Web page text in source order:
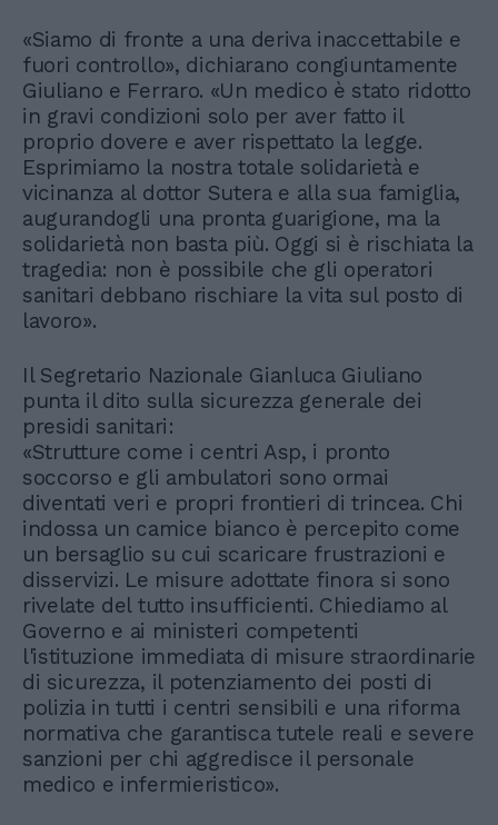
«Siamo di fronte a una deriva inaccettabile e
fuori controllo», dichiarano congiuntamente
Giuliano e Ferraro. «Un medico è stato ridotto
in gravi condizioni solo per aver fatto il
proprio dovere e aver rispettato la legge.
Esprimiamo la nostra totale solidarietà e
vicinanza al dottor Sutera e alla sua famiglia,
augurandogli una pronta guarigione, ma la
solidarietà non basta più. Oggi si è rischiata la
tragedia: non è possibile che gli operatori
sanitari debbano rischiare la vita sul posto di
lavoro».
Il Segretario Nazionale Gianluca Giuliano
punta il dito sulla sicurezza generale dei
presidi sanitari:
«Strutture come i centri Asp, i pronto
soccorso e gli ambulatori sono ormai
diventati veri e propri frontieri di trincea. Chi
indossa un camice bianco è percepito come
un bersaglio su cui scaricare frustrazioni e
disservizi. Le misure adottate finora si sono
rivelate del tutto insufficienti. Chiediamo al
Governo e ai ministeri competenti
l'istituzione immediata di misure straordinarie
di sicurezza, il potenziamento dei posti di
polizia in tutti i centri sensibili e una riforma
normativa che garantisca tutele reali e severe
sanzioni per chi aggredisce il personale
medico e infermieristico».